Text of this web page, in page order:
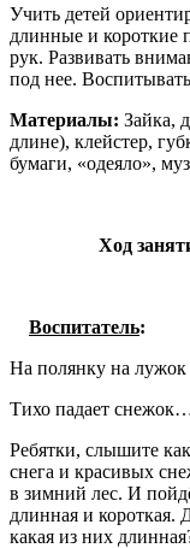
Учить детей
длинные и короткие
рук. Развивать
под нее.
Материалы: Зайка,
длине), клейстер,
бумаги, «одеяло»,
Ход
Воспитатель:
На полянку на лужок
Тихо падает
Ребятки, слышите
снега и красивых
в зимний лес. И
длинная и
какая из них